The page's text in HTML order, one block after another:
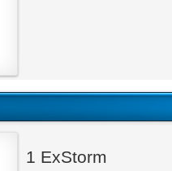
1 ExStorm